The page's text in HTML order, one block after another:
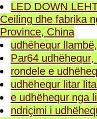
LED DOWN
Ceiling dhe fabrika
Province, China
udhëhequr
Par64
rondele e
udhëhequr litar
e udhëhequr nga
ndriçimi i